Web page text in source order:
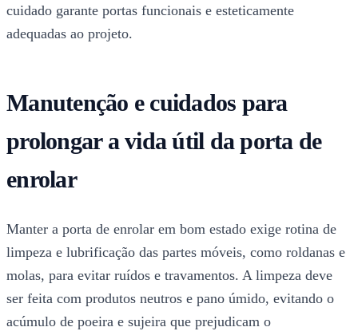
cuidado garante portas funcionais e esteticamente
adequadas ao projeto.
Manutenção e cuidados para
prolongar a vida útil da porta de
enrolar
Manter a porta de enrolar em bom estado exige rotina de
limpeza e lubrificação das partes móveis, como roldanas e
molas, para evitar ruídos e travamentos. A limpeza deve
ser feita com produtos neutros e pano úmido, evitando o
acúmulo de poeira e sujeira que prejudicam o